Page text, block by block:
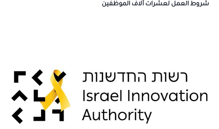
شروط العمل لعشرات آلاف الموظفين